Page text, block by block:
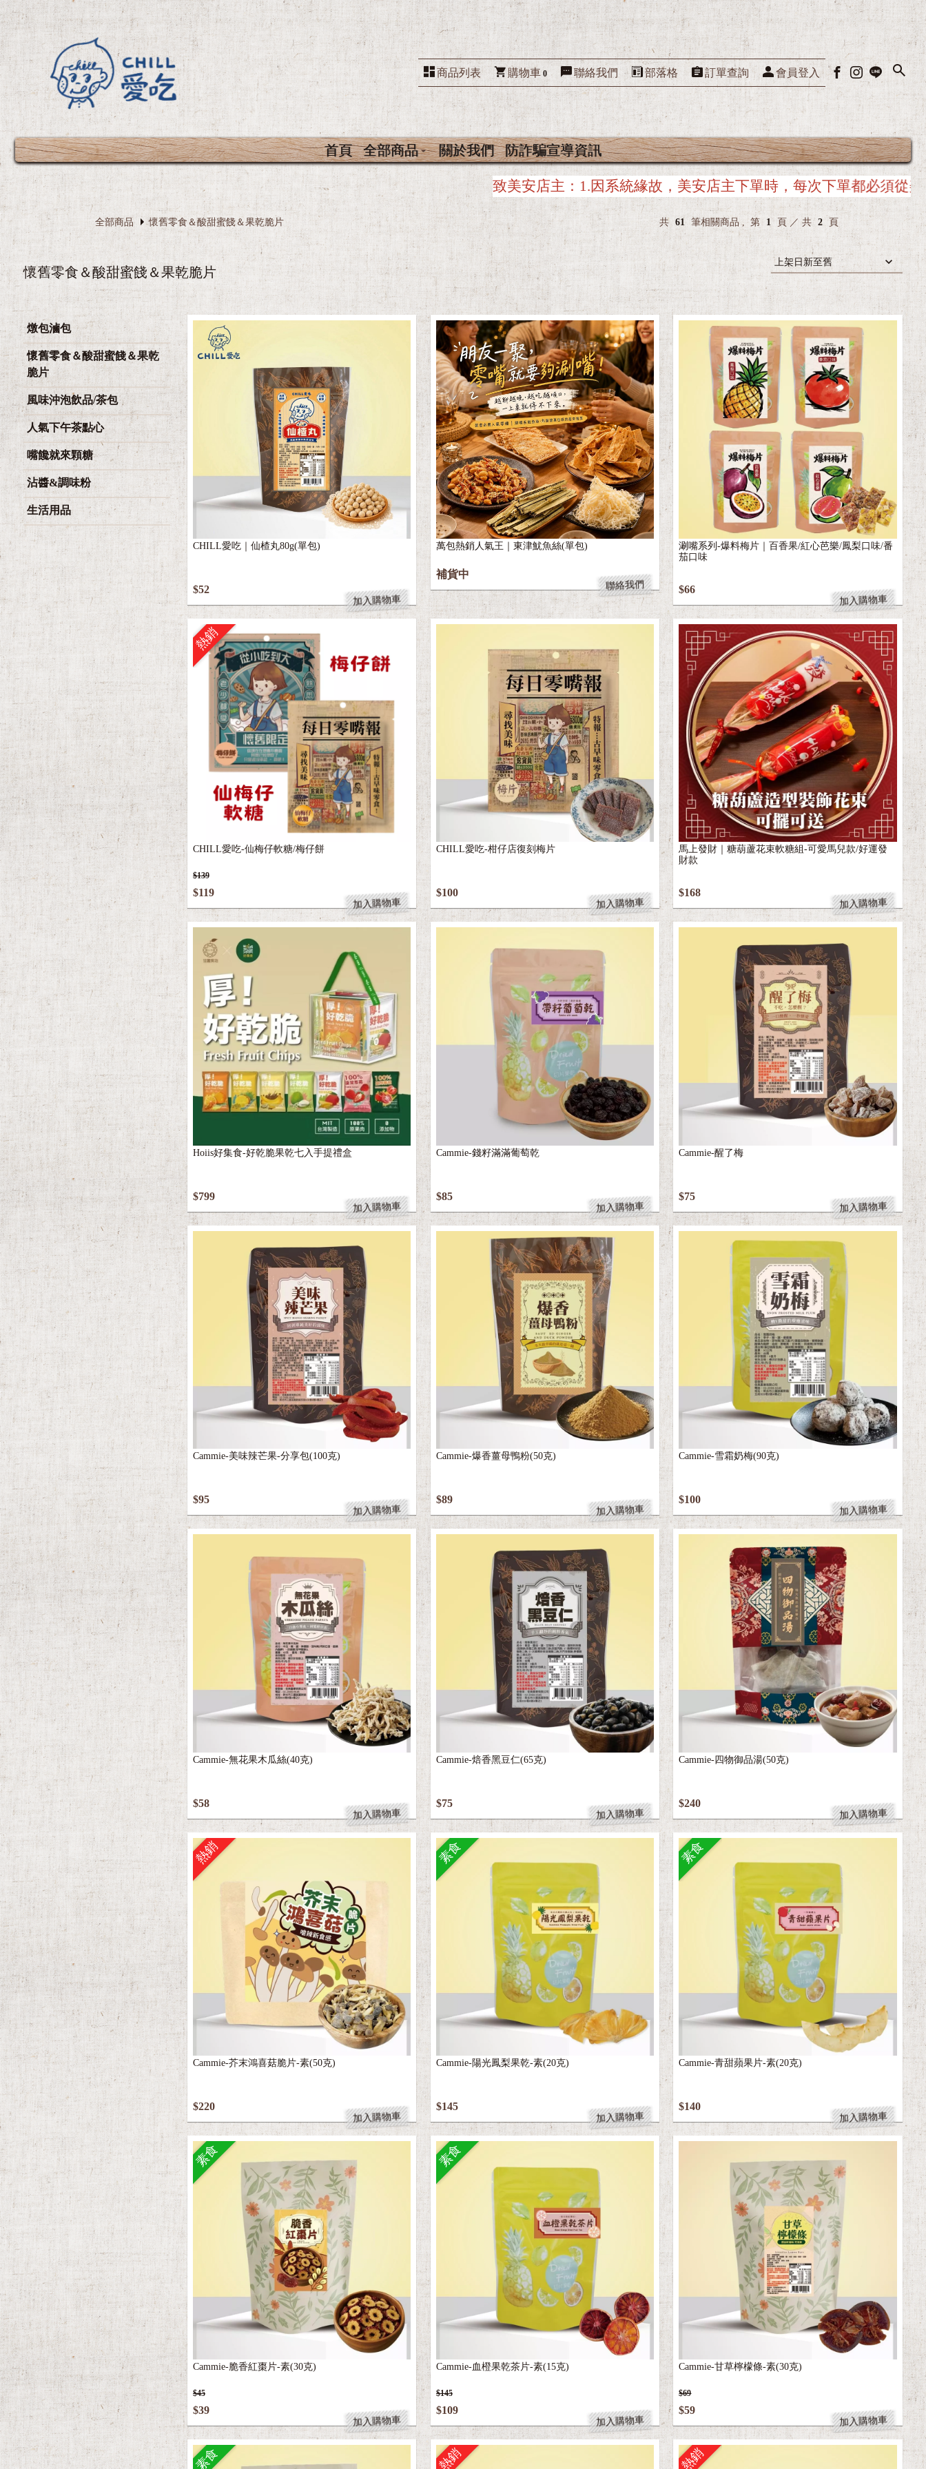
商品列表 購物車 0 聯絡我們 部落格 訂單查詢 會員登入
首頁 全部商品 關於我們 防詐騙宣導資訊
致美安店主： 1.因系統緣故，美安店主下單時，每次下單都必須從美安入口網站重新連接，以確保與美安系統串
全部商品 懷舊零食＆酸甜蜜餞＆果乾脆片 共 61 筆相關商品 , 第 1 頁 ／ 共 2 頁
懷舊零食＆酸甜蜜餞＆果乾脆片
燉包滷包
懷舊零食＆酸甜蜜餞＆果乾
脆片
風味沖泡飲品/茶包
人氣下午茶點心
嘴饞就來顆糖
沾醬&調味粉
生活用品
CHILL愛吃｜仙楂丸80g(單包)
$52
加入購物車
萬包熱銷人氣王｜東津魷魚絲(單包)
補貨中
聯絡我們
涮嘴系列-爆料梅片｜百香果/紅心芭樂/鳳梨口味/番
茄口味
$66
加入購物車
熱銷
CHILL愛吃-仙梅仔軟糖/梅仔餅
$139
$119
加入購物車
CHILL愛吃-柑仔店復刻梅片
$100
加入購物車
馬上發財｜糖葫蘆花束軟糖組-可愛馬兒款/好運發
財款
$168
加入購物車
Hoiis好集食-好乾脆果乾七入手提禮盒
$799
加入購物車
Cammie-錢籽滿滿葡萄乾
$85
加入購物車
Cammie-醒了梅
$75
加入購物車
Cammie-美味辣芒果-分享包(100克)
$95
加入購物車
Cammie-爆香薑母鴨粉(50克)
$89
加入購物車
Cammie-雪霜奶梅(90克)
$100
加入購物車
Cammie-無花果木瓜絲(40克)
$58
加入購物車
Cammie-焙香黑豆仁(65克)
$75
加入購物車
Cammie-四物御品湯(50克)
$240
加入購物車
熱銷
Cammie-芥末鴻喜菇脆片-素(50克)
$220
加入購物車
素食
Cammie-陽光鳳梨果乾-素(20克)
$145
加入購物車
素食
Cammie-青甜蘋果片-素(20克)
$140
加入購物車
素食
Cammie-脆香紅棗片-素(30克)
$45
$39
加入購物車
素食
Cammie-血橙果乾茶片-素(15克)
$145
$109
加入購物車
Cammie-甘草檸檬條-素(30克)
$69
$59
加入購物車
素食 熱銷 熱銷